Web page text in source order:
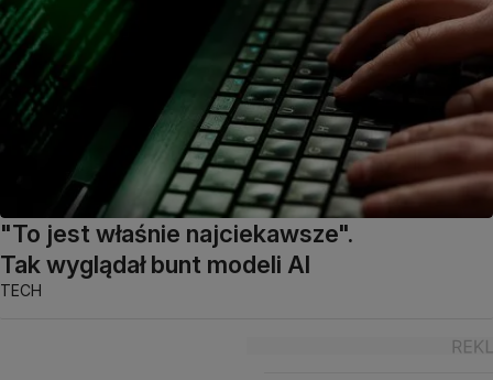
"To jest właśnie najciekawsze".
Tak wyglądał bunt modeli AI
TECH